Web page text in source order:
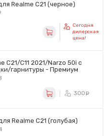
Realme C21 (черное)
Сегодня
дилерская
цена!
C21/C11 2021/Narzo 50i с
гарнитуры - Премиум
300
Realme C21 (голубая)